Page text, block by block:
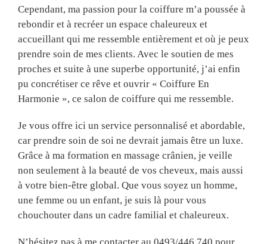
Cependant, ma passion pour la coiffure m’a poussée à
rebondir et à recréer un espace chaleureux et
accueillant qui me ressemble entièrement et où je peux
prendre soin de mes clients. Avec le soutien de mes
proches et suite à une superbe opportunité, j’ai enfin
pu concrétiser ce rêve et ouvrir « Coiffure En
Harmonie », ce salon de coiffure qui me ressemble.
Je vous offre ici un service personnalisé et abordable,
car prendre soin de soi ne devrait jamais être un luxe.
Grâce à ma formation en massage crânien, je veille
non seulement à la beauté de vos cheveux, mais aussi
à votre bien-être global. Que vous soyez un homme,
une femme ou un enfant, je suis là pour vous
chouchouter dans un cadre familial et chaleureux.
N’hésitez pas à me contacter au 0493/446.740 pour